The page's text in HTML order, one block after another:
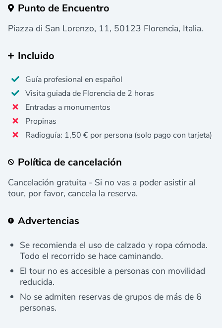
Punto de Encuentro
Piazza di San Lorenzo, 11, 50123 Florencia, Italia.
Incluido
Guía profesional en español
Visita guiada de Florencia de 2 horas
Entradas a monumentos
Propinas
Radioguía: 1,50 € por persona (solo pago con tarjeta)
Política de cancelación
Cancelación gratuita - Si no vas a poder asistir al
tour, por favor, cancela la reserva.
Advertencias
Se recomienda el uso de calzado y ropa cómoda.
Todo el recorrido se hace caminando.
El tour no es accesible a personas con movilidad
reducida.
No se admiten reservas de grupos de más de 6
personas.